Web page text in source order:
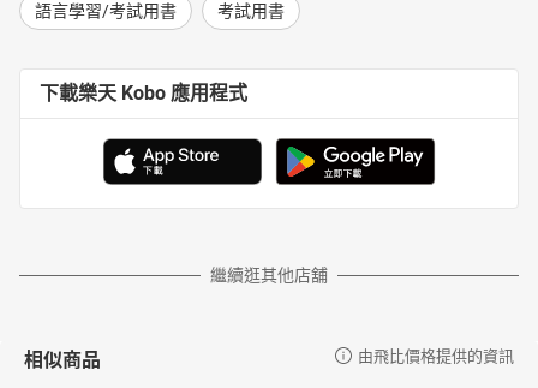
語言學習/考試用書 考試用書
下載樂天 Kobo 應用程式
繼續逛其他店舖
相似商品 由飛比價格提供的資訊